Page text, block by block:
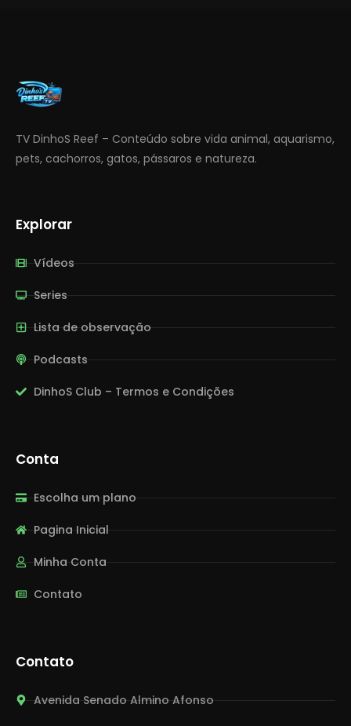
TV DinhoS Reef – Conteúdo sobre vida animal, aquarismo,
pets, cachorros, gatos, pássaros e natureza.
Explorar
Vídeos
Series
Lista de observação
Podcasts
DinhoS Club – Termos e Condições
Conta
Escolha um plano
Pagina Inicial
Minha Conta
Contato
Contato
Avenida Senado Almino Afonso